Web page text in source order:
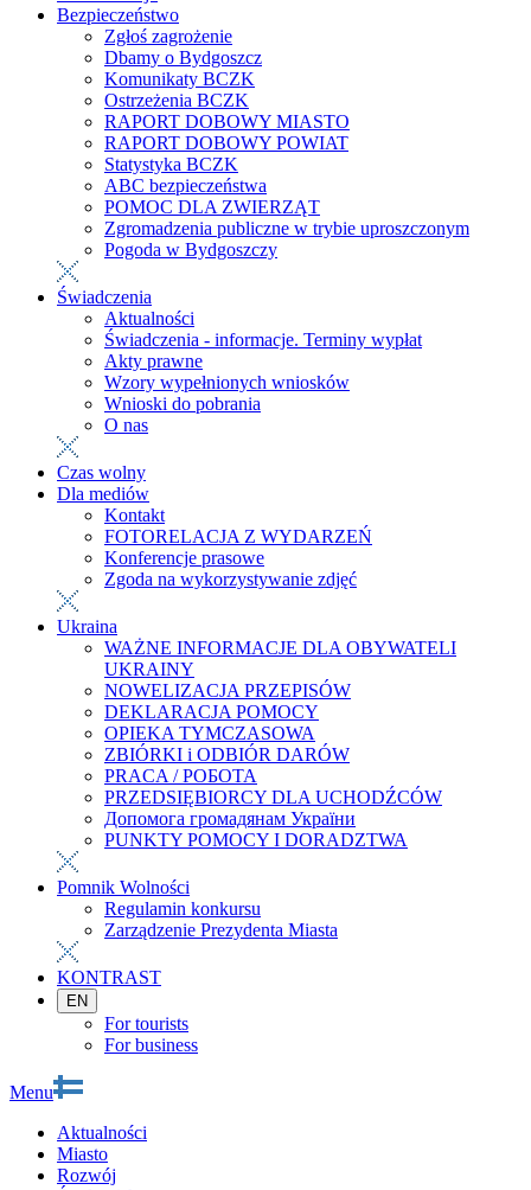
Bezpieczeństwo
Zgłoś zagrożenie
Dbamy o Bydgoszcz
Komunikaty BCZK
Ostrzeżenia BCZK
RAPORT DOBOWY MIASTO
RAPORT DOBOWY POWIAT
Statystyka BCZK
ABC bezpieczeństwa
POMOC DLA ZWIERZĄT
Zgromadzenia publiczne w trybie uproszczonym
Pogoda w Bydgoszczy
Świadczenia
Aktualności
Świadczenia - informacje. Terminy wypłat
Akty prawne
Wzory wypełnionych wniosków
Wnioski do pobrania
O nas
Czas wolny
Dla mediów
Kontakt
FOTORELACJA Z WYDARZEŃ
Konferencje prasowe
Zgoda na wykorzystywanie zdjęć
Ukraina
WAŻNE INFORMACJE DLA OBYWATELI
UKRAINY
NOWELIZACJA PRZEPISÓW
DEKLARACJA POMOCY
OPIEKA TYMCZASOWA
ZBIÓRKI i ODBIÓR DARÓW
PRACA / РОБОТА
PRZEDSIĘBIORCY DLA UCHODŹCÓW
Допомога громадянам України
PUNKTY POMOCY I DORADZTWA
Pomnik Wolności
Regulamin konkursu
Zarządzenie Prezydenta Miasta
KONTRAST
EN
For tourists
For business
Menu
Aktualności
Miasto
Rozwój